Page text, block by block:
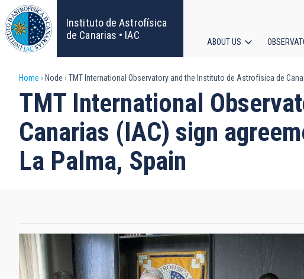
Skip
to
main
content
Instituto de Astrofísica
de Canarias • IAC
navigation
ABOUT US
Breadcrumb
Home Node TMT International Observatory and the Instituto de Astrofísica de
TMT International
Canarias (IAC) sign
La Palma, Spain